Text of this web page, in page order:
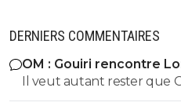
DERNIERS COMMENTAIRES
OM : Gouiri rencontre
Il veut autant rester que